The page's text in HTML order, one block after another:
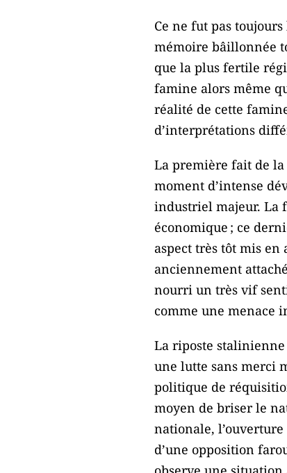
Ce ne fut pas
mémoire bâillonnée
que la plus fertile
famine alors même
réalité de cette
d’interprétations
La première fait de la
moment d’intense
industriel majeur. La
économique ; ce
aspect très tôt mis
anciennement
nourri un très vif
comme une menace
La riposte
une lutte sans merci
politique de
moyen de briser le
nationale,
d’une opposition